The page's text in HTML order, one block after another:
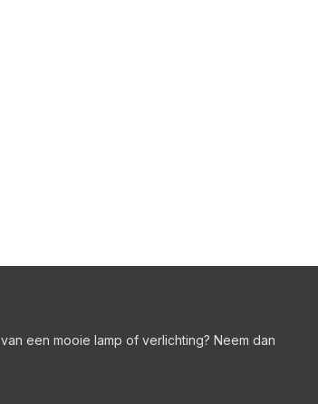
een mooie lamp of verlichting? Neem dan